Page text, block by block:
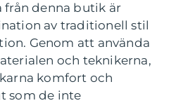
från denna butik är
av traditionell stil
Genom att använda
och teknikerna,
komfort och
som de inte